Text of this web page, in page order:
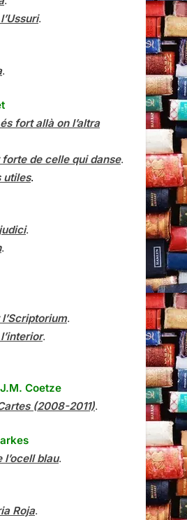
.
.
fort allà on l’altra
de celle qui danse.
utiles.
.
.
.
.
J.M. Coetze
(2008-2011).
l’ocell blau.
Roja.